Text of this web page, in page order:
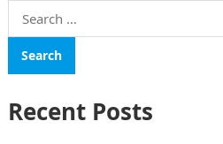
Search
for:
Recent Posts